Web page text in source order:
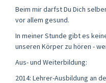
Beim mir darfst Du Dich
vor allem gesund.
In meiner Stunde gibt es
unseren Körper zu hören -
Aus- und Weiterbildung:
2014: Lehrer-Ausbildung an